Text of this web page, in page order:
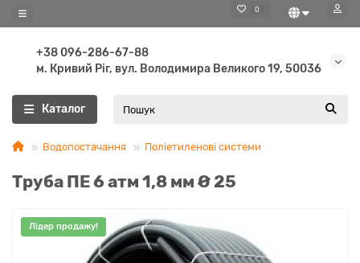
0
+38 096-286-67-88
м. Кривий Ріг, вул. Володимира Великого 19, 50036
Каталог
Водопостачання Поліетиленові системи
Труба ПЕ 6 атм 1,8 мм Ø 25
Лідер продажу!